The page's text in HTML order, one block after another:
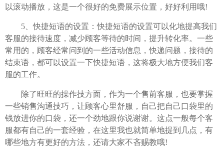
以滚动播放，这是一个很好的免费展示位置，好好利用哦!
5、快捷短语的设置：快捷短语的设置可以化地提高我们
客服的接待速度，减少顾客等待的时间，提升转化率。一些
常用的，顾客经常问到的一些活动信息，快递问题，接待的
结束语，都可以设置一下快捷短语，这将极大地方便我们客
服的工作。
除了旺旺的操作技方面，作为一个售前客服，也要掌握
一些销售沟通技巧，让顾客心里舒服，自己把自己口袋里的
钱放进你的口袋，还一个劲地跟你说谢谢。这点一般每个客
服都有自己的一套经验，在这里我也就简单地提到几点，有
哪些地方有更好的方法，还请大家不吝赐教哦!